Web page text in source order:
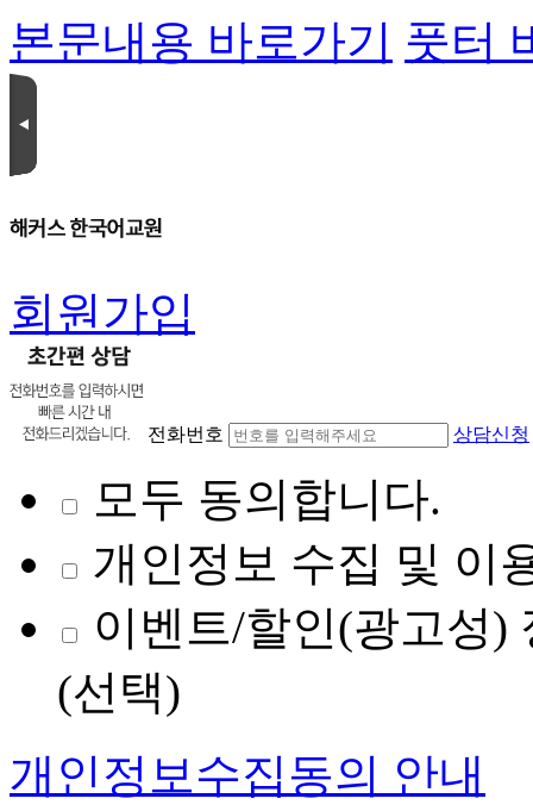
본문내용 바로가기 풋터
회원가입
전화번호 상담신청
모두 동의합니다.
개인정보 수집 및 이
이벤트/할인(광고성)
(선택)
개인정보수집동의 안내